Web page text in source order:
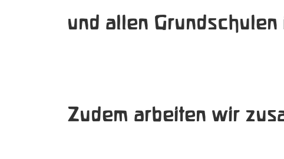
und allen Grundschulen
Zudem arbeiten wir